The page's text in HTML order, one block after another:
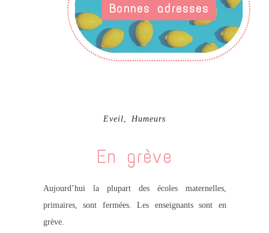
Bonnes adresses
Eveil, Humeurs
En grève
Aujourd’hui la plupart des écoles maternelles,
primaires, sont fermées. Les enseignants sont en
grève.